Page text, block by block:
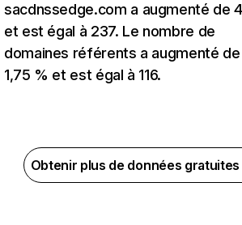
sacdnssedge.com a augmenté de
et est égal à 237. Le nombre de
domaines référents a augmenté de
1,75 % et est égal à 116.
Obtenir plus de données